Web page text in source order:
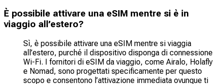
È possibile attivare una eSIM mentre si è in
viaggio all’estero?
Sì, è possibile attivare una eSIM mentre si viaggia
all’estero, purché il dispositivo disponga di connessione
Wi-Fi. I fornitori di eSIM da viaggio, come Airalo, Holafly
e Nomad, sono progettati specificamente per questo
scopo e consentono l’attivazione immediata ovunque ti